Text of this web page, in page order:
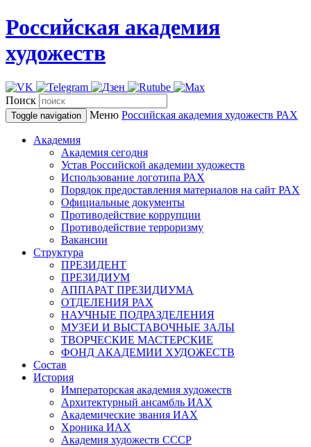
Российская академия
художеств
Поиск
Toggle navigation Меню Российская академия художеств РАХ
Академия
Академия сегодня
Устав Российской академии художеств
Использование логотипа РАХ
Порядок предоставления материалов на сайт РАХ
Официальные документы
Противодействие коррупции
Противодействие терроризму
Вакансии
Структура
ПРЕЗИДЕНТ
ПРЕЗИДИУМ
АППАРАТ ПРЕЗИДИУМА
ОТДЕЛЕНИЯ РАХ
НАУЧНЫЕ ПОДРАЗДЕЛЕНИЯ
МУЗЕИ И ВЫСТАВОЧНЫЕ ЗАЛЫ
ТВОРЧЕСКИЕ МАСТЕРСКИЕ
ФОНД АКАДЕМИИ ХУДОЖЕСТВ
Состав
История
Императорская академия художеств
Архитектурный ансамбль ИАХ
Академические звания ИАХ
Хроника ИАХ
Академия художеств СССР